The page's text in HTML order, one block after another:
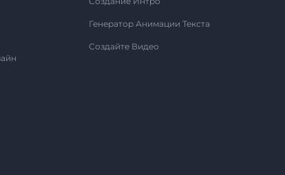
Генератор Анимации Текста
Создайте Видео